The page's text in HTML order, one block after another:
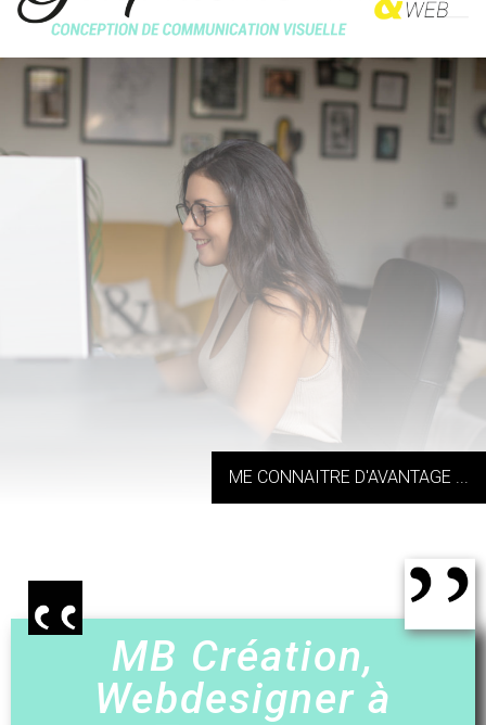
ME CONNAITRE D'AVANTAGE ...
MB Création,
Webdesigner à